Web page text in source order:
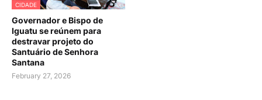
CIDADE
Governador e Bispo de
Iguatu se reúnem para
destravar projeto do
Santuário de Senhora
Santana
February 27, 2026